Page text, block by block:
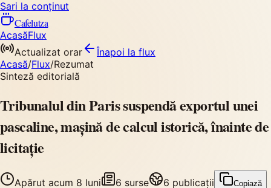
Sari la conținut
Cafelutza
AcasăFlux
Actualizat orar
Înapoi la flux
Acasă/Flux/Rezumat
Sinteză editorială
Tribunalul din Paris suspendă exportul unei
pascaline, mașină de calcul istorică, înainte de
licitație
Apărut acum 8 luni 6 surse 6 publicații Copiază